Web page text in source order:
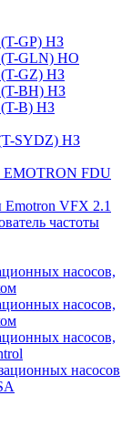
GP) НЗ
(T-GLN) НО
(T-GZ) НЗ
(T-BH) НЗ
(T-B) НЗ
SYDZ) НЗ
EMOTRON FDU
Emotron VFX 2.1
частоты
насосов,
насосов,
насосов,
насосов